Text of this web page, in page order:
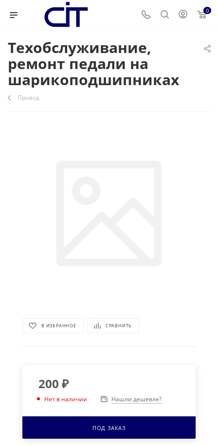
0
Техобслуживание,
ремонт педали на
шарикоподшипниках
Привод
В ИЗБРАННОЕ СРАВНИТЬ
200 ₽
Нет в наличии Нашли дешевле?
ПОД ЗАКАЗ